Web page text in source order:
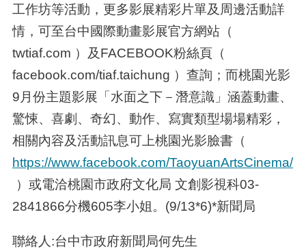
工作坊等活動，更多影展精彩片單及周邊活動詳
情，可至台中國際動畫影展官方網站（
twtiaf.com ）及FACEBOOK粉絲頁（
facebook.com/tiaf.taichung ）查詢；而桃園光影
9月份主題影展「水面之下－潛意識」涵蓋動畫、
驚悚、喜劇、奇幻、動作、寫實類型場場精彩，
相關內容及活動訊息可上桃園光影臉書（
https://www.facebook.com/TaoyuanArtsCinema/
）或電洽桃園市政府文化局 文創影視科03-
2841866分機605李小姐。(9/13*6)*新聞局
聯絡人:台中市政府新聞局何先生